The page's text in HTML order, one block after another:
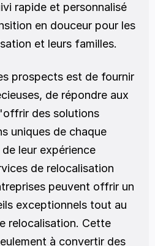
rapide et personnalisé
en douceur pour les
et leurs familles.
prospects est de fournir
de répondre aux
des solutions
uniques de chaque
leur expérience
de relocalisation
peuvent offrir un
exceptionnels tout au
relocalisation. Cette
à convertir des